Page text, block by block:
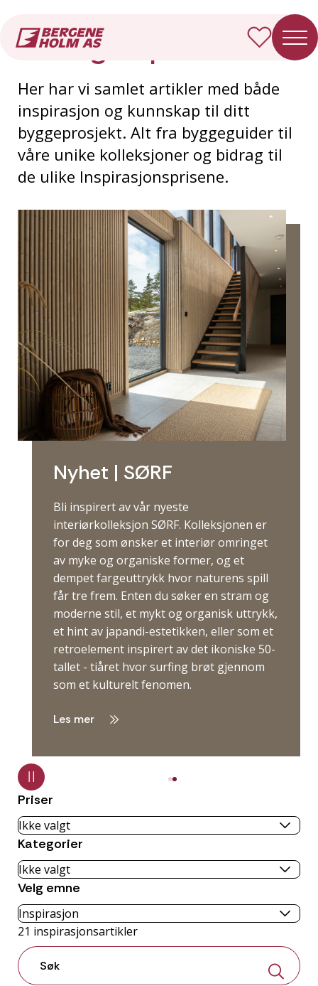
La deg inspirere
Her har vi samlet artikler med både
inspirasjon og kunnskap til ditt
byggeprosjekt. Alt fra byggeguider til
våre unike kolleksjoner og bidrag til
de ulike Inspirasjonsprisene.
Nyhet | SØRF
Bli inspirert av vår nyeste
interiørkolleksjon SØRF. Kolleksjonen er
for deg som ønsker et interiør omringet
av myke og organiske former, og et
dempet fargeuttrykk hvor naturens spill
får tre frem. Enten du søker en stram og
moderne stil, et mykt og organisk uttrykk,
et hint av japandi-estetikken, eller som et
retroelement inspirert av det ikoniske 50-
tallet - tiåret hvor surfing brøt gjennom
som et kulturelt fenomen.
Les mer
Priser
Kategorier
Velg emne
21 inspirasjonsartikler